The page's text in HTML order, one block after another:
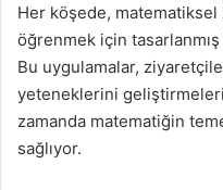
Her köşede,
öğrenmek için
Bu uygulamalar,
yeteneklerini
zamanda matematiğin
sağlıyor.